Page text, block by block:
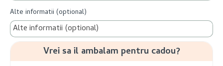
Alte informatii (optional)
Vrei sa il ambalam pentru cadou?